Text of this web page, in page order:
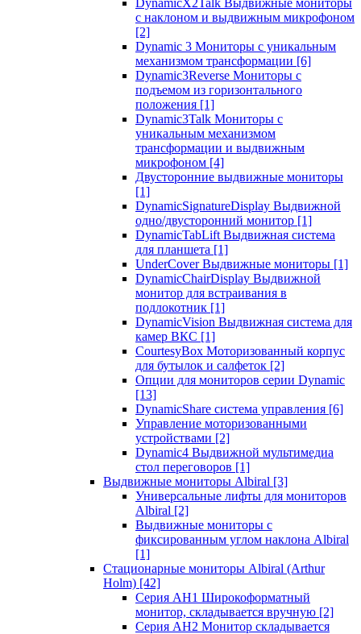
DynamicX2Talk Выдвижные мониторы
с наклоном и выдвижным микрофоном
[2]
Dynamic 3 Мониторы с уникальным
механизмом трансформации [6]
Dynamic3Reverse Мониторы с
подъемом из горизонтального
положения [1]
Dynamic3Talk Мониторы с
уникальным механизмом
трансформации и выдвижным
микрофоном [4]
Двусторонние выдвижные мониторы
[1]
DynamicSignatureDisplay Выдвижной
одно/двусторонний монитор [1]
DynamicTabLift Выдвижная система
для планшета [1]
UnderCover Выдвижные мониторы [1]
DynamicChairDisplay Выдвижной
монитор для встраивания в
подлокотник [1]
DynamicVision Выдвижная система для
камер ВКС [1]
CourtesyBox Моторизованный корпус
для бутылок и салфеток [2]
Опции для мониторов серии Dynamic
[13]
DynamicShare система управления [6]
Управление моторизованными
устройствами [2]
Dynamic4 Выдвижной мультимедиа
стол переговоров [1]
Выдвижные мониторы Albiral [3]
Универсальные лифты для мониторов
Albiral [2]
Выдвижные мониторы с
фиксированным углом наклона Albiral
[1]
Стационарные мониторы Albiral (Arthur
Holm) [42]
Серия AH1 Широкоформатный
монитор, складывается вручную [2]
Серия AH2 Монитор складывается